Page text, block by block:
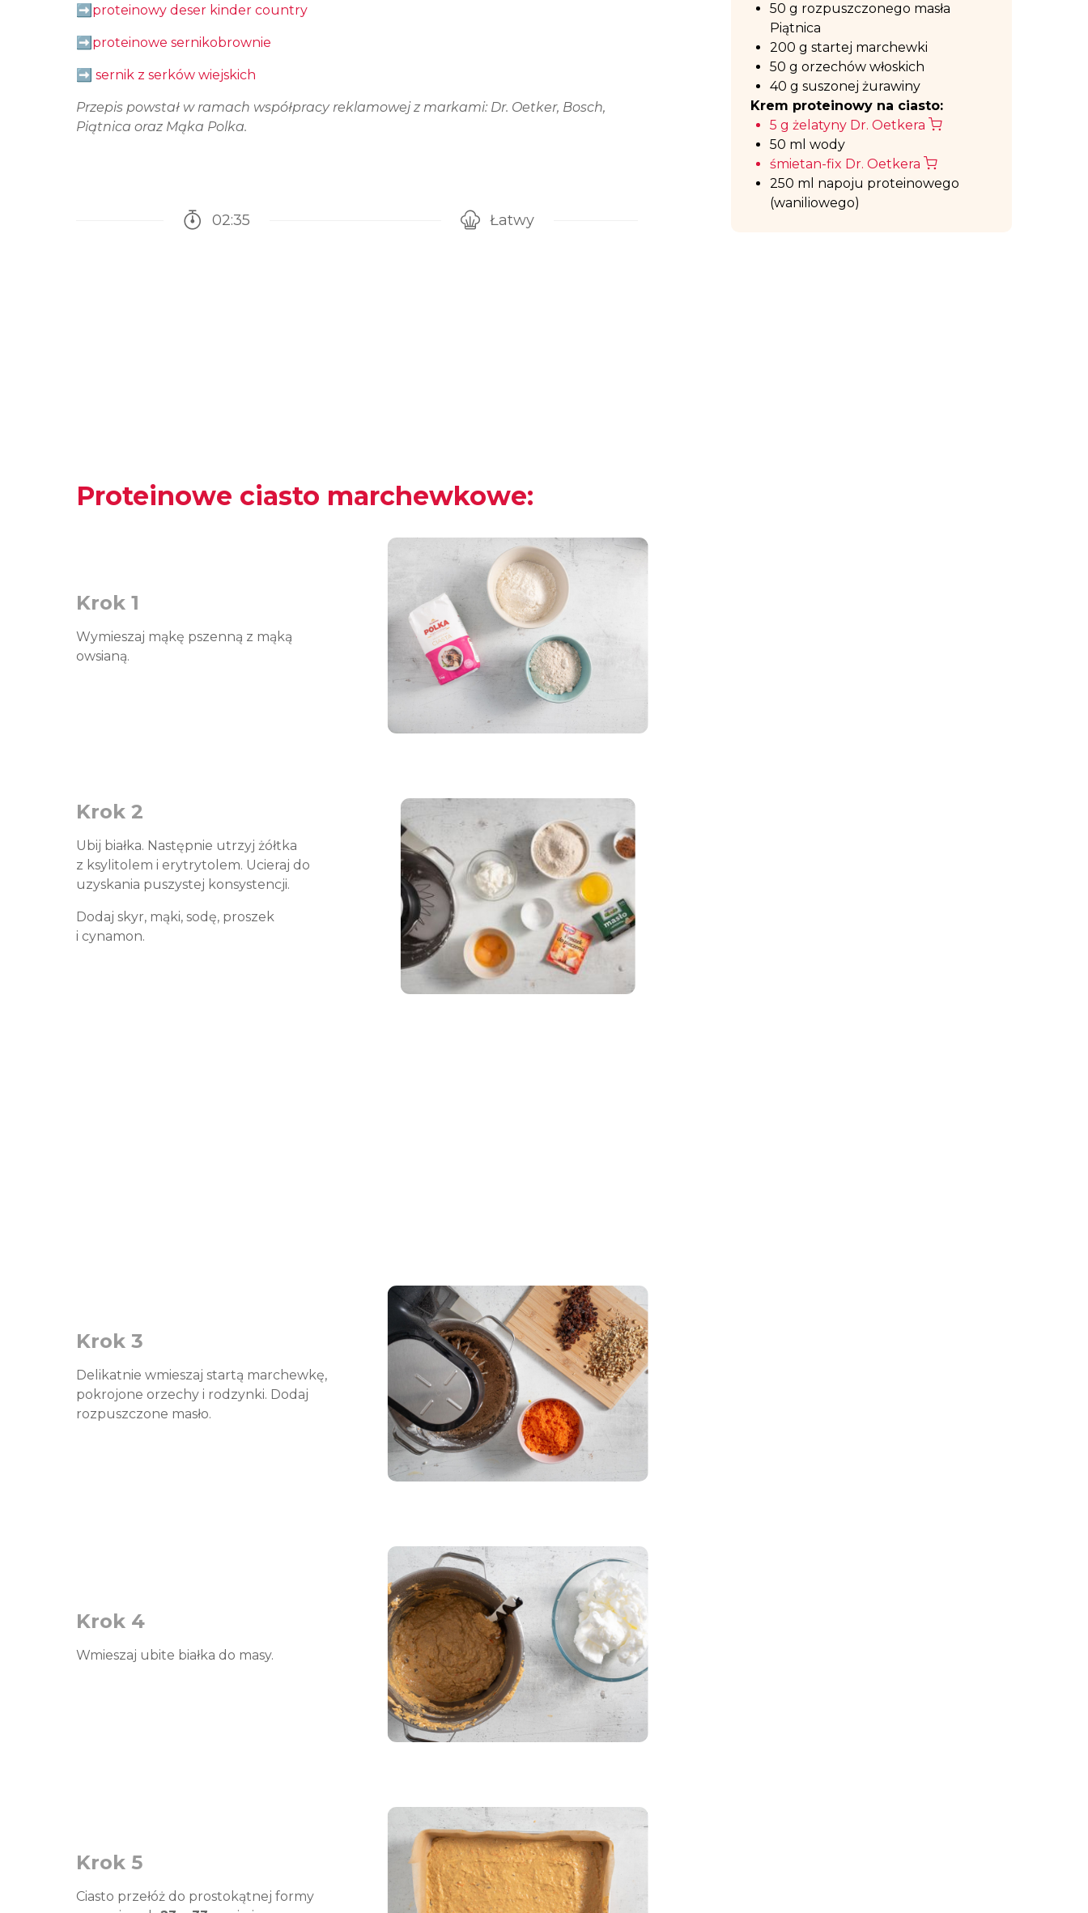
➡️ proteinowy deser kinder country
➡️ proteinowe sernikobrownie
➡️ sernik z serków wiejskich
Przepis powstał w ramach współpracy reklamowej z markami: Dr. Oetker, Bosch,
Piątnica oraz Mąka Polka.
02:35
Łatwy
50 g rozpuszczonego masła
Piątnica
200 g startej marchewki
50 g orzechów włoskich
40 g suszonej żurawiny
Krem proteinowy na ciasto:
5 g żelatyny Dr. Oetkera
50 ml wody
śmietan-fix Dr. Oetkera
250 ml napoju proteinowego
(waniliowego)
Proteinowe ciasto marchewkowe:
Krok 1
Wymieszaj mąkę pszenną z mąką
owsianą.
Krok 2
Ubij białka. Następnie utrzyj żółtka
z ksylitolem i erytrytolem. Ucieraj do
uzyskania puszystej konsystencji.
Dodaj skyr, mąki, sodę, proszek
i cynamon.
Krok 3
Delikatnie wmieszaj startą marchewkę,
pokrojone orzechy i rodzynki. Dodaj
rozpuszczone masło.
Krok 4
Wmieszaj ubite białka do masy.
Krok 5
Ciasto przełóż do prostokątnej formy